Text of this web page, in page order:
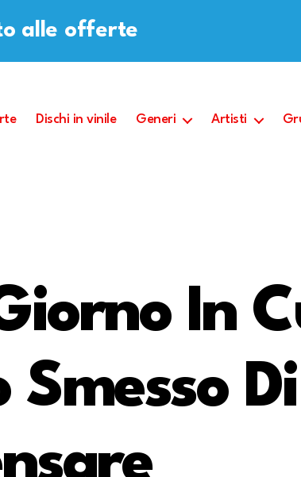
alle offerte
Dischi in vinile Generi Artisti
In
Smesso Di